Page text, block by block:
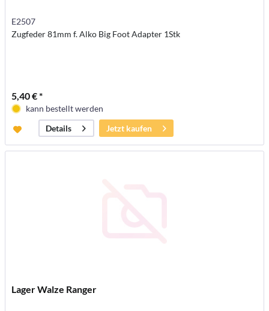
E2507
Zugfeder 81mm f. Alko Big Foot Adapter 1Stk
5,40 € *
kann bestellt werden
Details
Jetzt kaufen
Lager Walze Ranger